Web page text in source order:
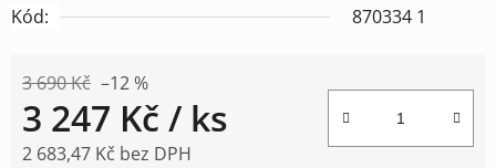
Kód:
870334 1
3 690 Kč –12 %
3 247 Kč / ks
2 683,47 Kč bez DPH